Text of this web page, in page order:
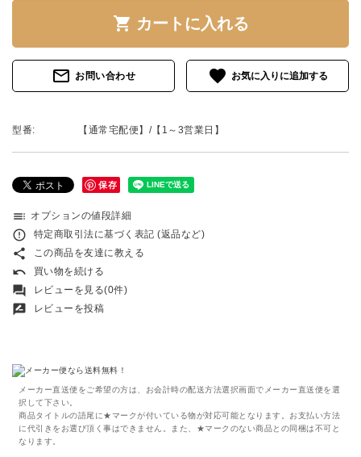
shopping_cart カートに入れる
mail_outline お問い合わせ favorite
型番: 【通常宅配便】/【1～3営業日】
保存
toc オプションの値段詳細
error_outline 特定商取引法に基づく表記 (返品など)
share この商品を友達に教える
undo 買い物を続ける
forum レビューを見る(0件)
rate_review レビューを投稿
メーカー直送便をご希望の方は、お会計時の配送方法選択画面でメーカー直送便を選
択して下さい。
商品タイトルの語尾に★マークが付いている物が対応可能となります。お支払い方法
に代引きをお選び頂く事はできません。また、★マークのない商品との同梱は不可と
なります。